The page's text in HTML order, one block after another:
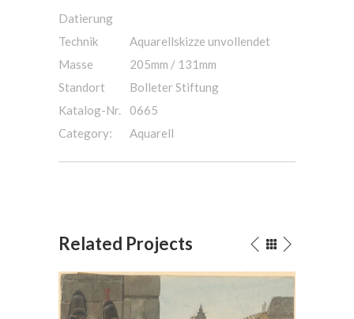
Datierung
Technik
Aquarellskizze unvollendet
Masse
205mm / 131mm
Standort
Bolleter Stiftung
Katalog-Nr.
0665
Category:
Aquarell
Related Projects